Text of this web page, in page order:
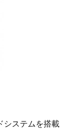
システムを搭載